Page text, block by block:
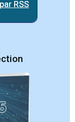
RSS
RSS